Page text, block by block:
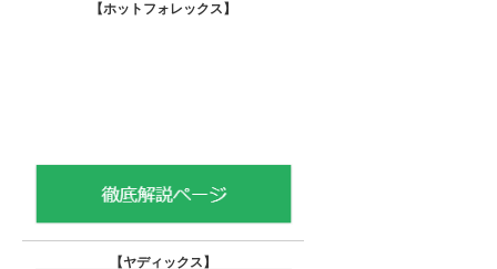
【ホットフォレックス 】
【ヤディックス 】